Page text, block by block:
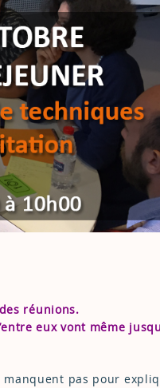
réunions.
eux vont même
pas pour